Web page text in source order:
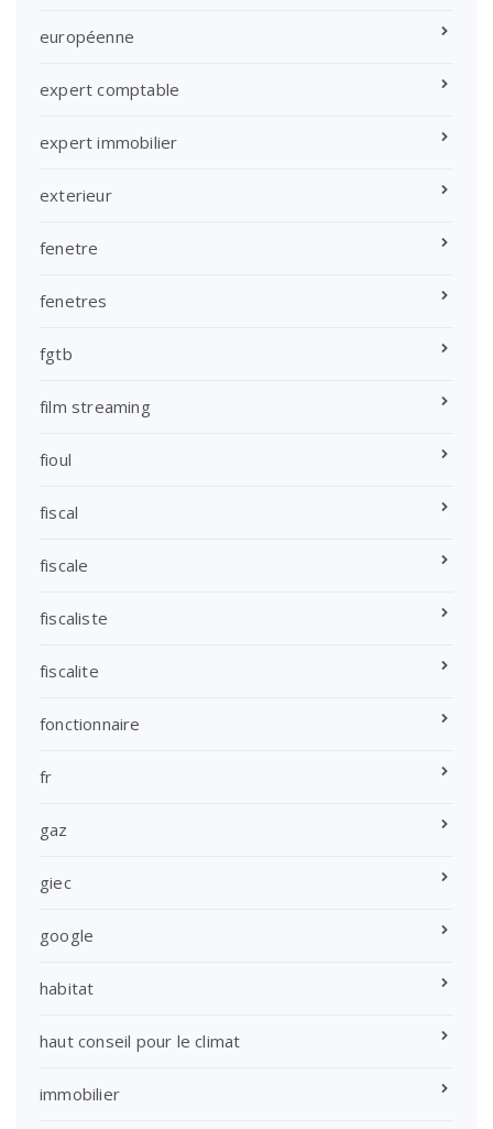
européenne
expert comptable
expert immobilier
exterieur
fenetre
fenetres
fgtb
film streaming
fioul
fiscal
fiscale
fiscaliste
fiscalite
fonctionnaire
fr
gaz
giec
google
habitat
haut conseil pour le climat
immobilier